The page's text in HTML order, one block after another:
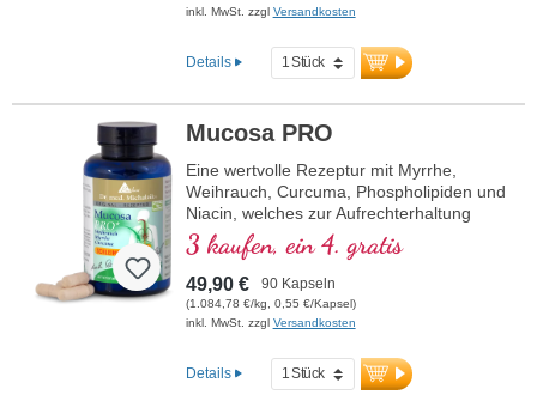
inkl. MwSt. zzgl Versandkosten
Details
Mucosa PRO
Eine wertvolle Rezeptur mit Myrrhe,
Weihrauch, Curcuma, Phospholipiden und
Niacin, welches zur Aufrechterhaltung
normaler Schleimhäute beiträgt.
3 kaufen, ein 4. gratis
49,90 € 90 Kapseln
(1.084,78 €/kg, 0,55 €/Kapsel)
inkl. MwSt. zzgl Versandkosten
Details